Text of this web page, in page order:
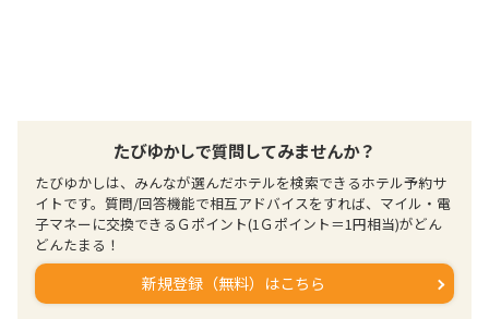
たびゆかしで質問してみませんか？
たびゆかしは、みんなが選んだホテルを検索できるホテル予約サ
イトです。質問/回答機能で相互アドバイスをすれば、マイル・電
子マネーに交換できるＧポイント(1Ｇポイント＝1円相当)がどん
どんたまる！
新規登録（無料）はこちら